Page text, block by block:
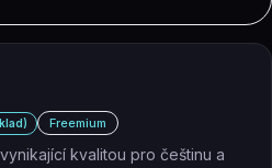
Freemium
kvalitou pro češtinu a